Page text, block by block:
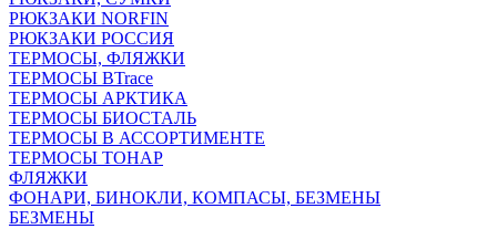
РЮКЗАКИ NORFIN
РЮКЗАКИ РОССИЯ
ТЕРМОСЫ, ФЛЯЖКИ
ТЕРМОСЫ BTrace
ТЕРМОСЫ АРКТИКА
ТЕРМОСЫ БИОСТАЛЬ
ТЕРМОСЫ В АССОРТИМЕНТЕ
ТЕРМОСЫ ТОНАР
ФЛЯЖКИ
ФОНАРИ, БИНОКЛИ, КОМПАСЫ, БЕЗМЕНЫ
БЕЗМЕНЫ